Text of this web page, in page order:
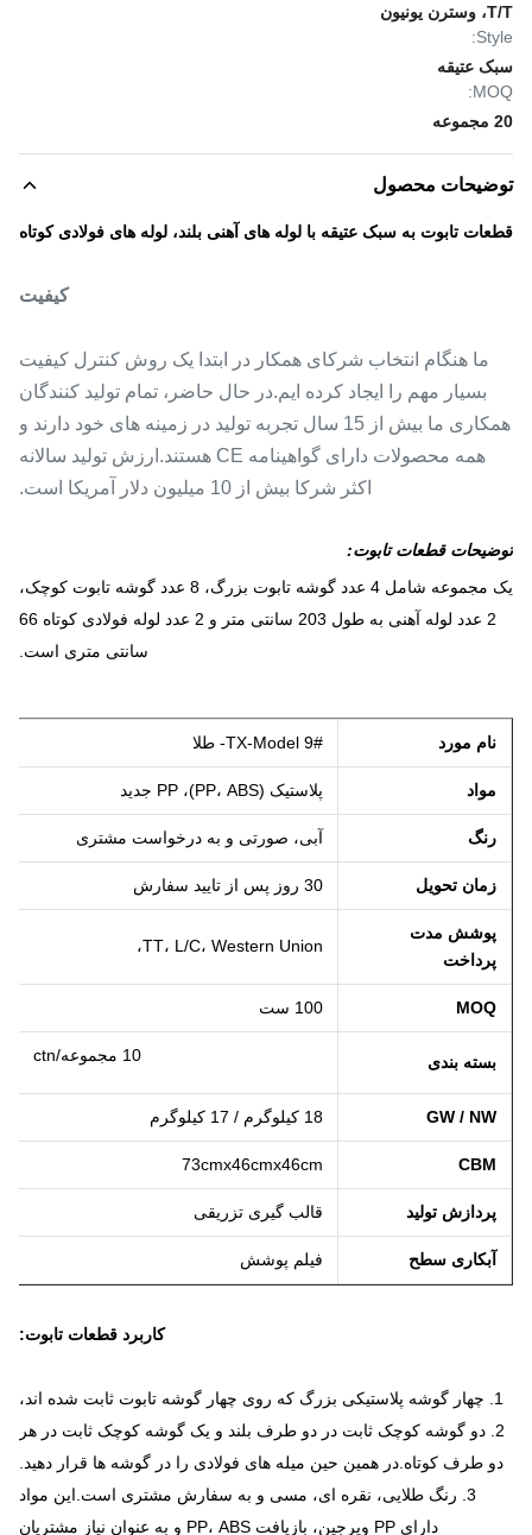
T/T، وسترن یونیون
Style:
سبک عتیقه
MOQ:
20 مجموعه
توضیحات محصول
قطعات تابوت به سبک عتیقه با لوله های آهنی بلند، لوله های فولادی کوتاه
کیفیت
ما هنگام انتخاب شرکای همکار در ابتدا یک روش کنترل کیفیت
بسیار مهم را ایجاد کرده ایم.در حال حاضر، تمام تولید کنندگان
همکاری ما بیش از 15 سال تجربه تولید در زمینه های خود دارند و
همه محصولات دارای گواهینامه CE هستند.ارزش تولید سالانه
اکثر شرکا بیش از 10 میلیون دلار آمریکا است.
توضیحات قطعات تابوت:
یک مجموعه شامل 4 عدد گوشه تابوت بزرگ، 8 عدد گوشه تابوت کوچک،
2 عدد لوله آهنی به طول 203 سانتی متر و 2 عدد لوله فولادی کوتاه 66
سانتی متری است.
نام مورد TX-Model 9#- طلا
مواد پلاستیک (PP، ABS)، PP جدید
رنگ آبی، صورتی و به درخواست مشتری
زمان تحویل 30 روز پس از تایید سفارش
پوشش مدت
پرداخت
TT، L/C، Western Union،
MOQ 100 ست
بسته بندی 10 مجموعه/ctn
GW / NW 18 کیلوگرم / 17 کیلوگرم
CBM
73cmx46cmx46cm
پردازش تولید قالب گیری تزریقی
آبکاری سطح فیلم پوشش
کاربرد قطعات تابوت:
1. چهار گوشه پلاستیکی بزرگ که روی چهار گوشه تابوت ثابت شده اند،
2. دو گوشه کوچک ثابت در دو طرف بلند و یک گوشه کوچک ثابت در هر
دو طرف کوتاه.در همین حین میله های فولادی را در گوشه ها قرار دهید.
3. رنگ طلایی، نقره ای، مسی و به سفارش مشتری است.این مواد
دارای PP ویرجین، بازیافت PP، ABS و به عنوان نیاز مشتریان